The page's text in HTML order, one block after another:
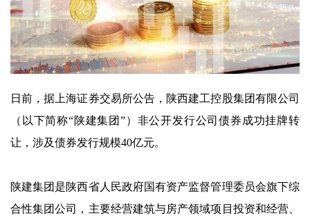
日前，据上海证券交易所公告，陕西建工控股集团有限公司
（以下简称“陕建集团”）非公开发行公司债券成功挂牌转
让，涉及债券发行规模40亿元。
陕建集团是陕西省人民政府国有资产监督管理委员会旗下综
合性集团公司，主要经营建筑与房产领域项目投资和经营、